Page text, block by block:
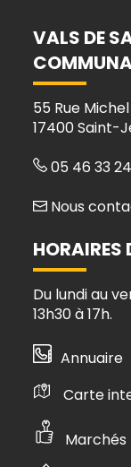
VALS DE
55 Rue
17400 Saint-
05 46 33
Nous
HORAIRES
Du lundi au
13h30 à 17h.
Annuaire
Carte
Marchés